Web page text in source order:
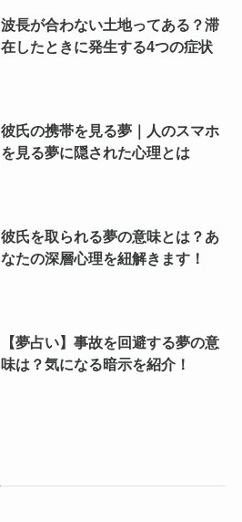
波長が合わない土地ってある？滞
在したときに発生する4つの症状
彼氏の携帯を見る夢｜人のスマホ
を見る夢に隠された心理とは
彼氏を取られる夢の意味とは？あ
なたの深層心理を紐解きます！
【夢占い】事故を回避する夢の意
味は？気になる暗示を紹介！